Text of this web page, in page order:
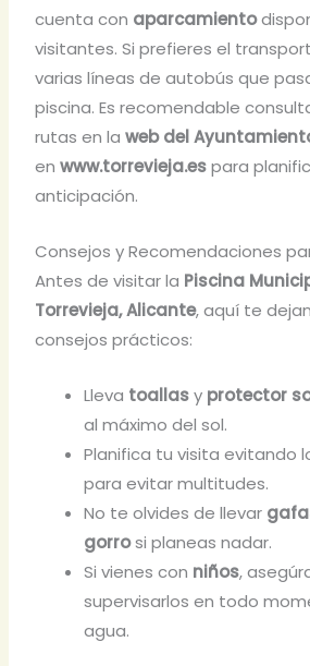
cuenta con aparcamiento
visitantes. Si prefieres el
varias líneas de autobús que
piscina. Es recomendable
rutas en laweb del
enwww.torrevieja.espara
anticipación.
Consejos y Recomendaciones
Antes de visitar la Piscina
Torrevieja, Alicante, aquí te
consejos prácticos:
Lleva toallasy protector
al máximo del sol.
Planifica tu visita evitando
para evitar multitudes.
No te olvides de llevar
gorrosi planeas nadar.
Si vienes con niños,
supervisarlos en todo
agua.